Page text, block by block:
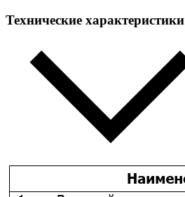
Технические характеристики